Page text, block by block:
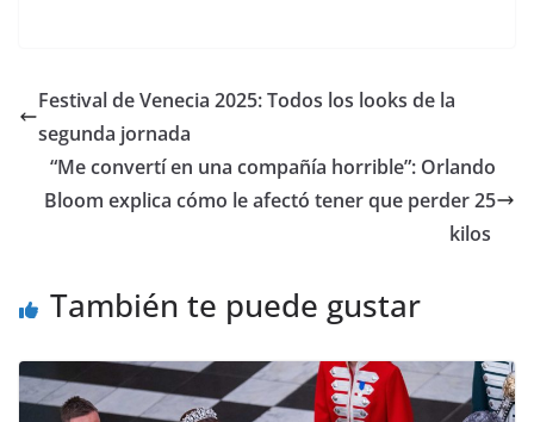
​Festival de Venecia 2025: Todos los looks de la
segunda jornada
​“Me convertí en una compañía horrible”: Orlando
Bloom explica cómo le afectó tener que perder 25
kilos
También te puede gustar